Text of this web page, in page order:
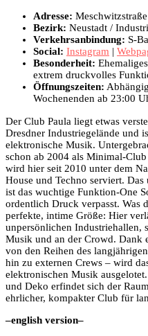
Adresse:
Bezirk: Neustadt /
Verkehrsanbindung: S-
Social: Instagram |
Besonderheit:
extrem druckvolles
Öffnungszeiten:
Wochenenden ab 23:00
Der Club Paula liegt etwas
Dresdner Industriegelände und
elektronische Musik.
schon ab 2004 als Minimal-
wird hier seit 2010 unter dem
House und Techno serviert.
ist das wuchtige Funktion-One
ordentlich Druck verpasst. Was
perfekte, intime Größe: Hier
unpersönlichen Industriehallen,
Musik und an der Crowd. Dank
von den Reihen des
hin zu externen Crews – wird
elektronischen Musik
und Deko erfindet sich der
ehrlicher, kompakter Club für
–english version–